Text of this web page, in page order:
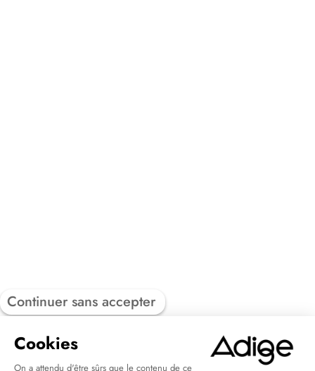
Continuer sans accepter
Cookies
On a attendu d'être sûrs que le contenu de ce